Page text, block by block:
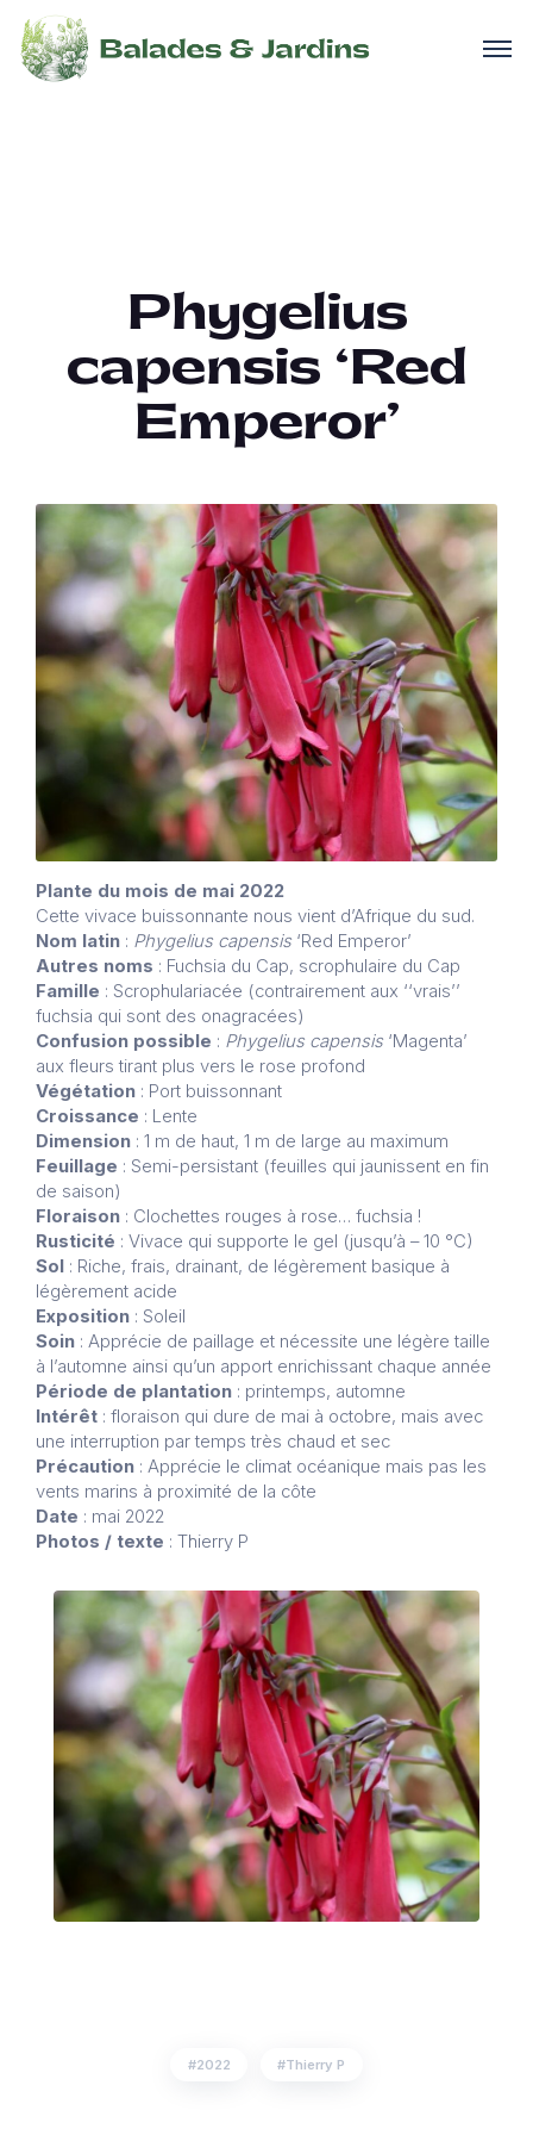
Phygelius
capensis ‘Red
Emperor’
Plante du mois de mai 2022
Cette vivace buissonnante nous vient d’Afrique du sud.
Nom latin : Phygelius capensis ‘Red Emperor’
Autres noms : Fuchsia du Cap, scrophulaire du Cap
Famille : Scrophulariacée (contrairement aux ‘‘vrais’’
fuchsia qui sont des onagracées)
Confusion possible : Phygelius capensis ‘Magenta’
aux fleurs tirant plus vers le rose profond
Végétation : Port buissonnant
Croissance : Lente
Dimension : 1 m de haut, 1 m de large au maximum
Feuillage : Semi-persistant (feuilles qui jaunissent en fin
de saison)
Floraison : Clochettes rouges à rose… fuchsia !
Rusticité : Vivace qui supporte le gel (jusqu’à – 10 °C)
Sol : Riche, frais, drainant, de légèrement basique à
légèrement acide
Exposition : Soleil
Soin : Apprécie de paillage et nécessite une légère taille
à l’automne ainsi qu’un apport enrichissant chaque année
Période de plantation : printemps, automne
Intérêt : floraison qui dure de mai à octobre, mais avec
une interruption par temps très chaud et sec
Précaution : Apprécie le climat océanique mais pas les
vents marins à proximité de la côte
Date : mai 2022
Photos / texte : Thierry P
2022 Thierry P